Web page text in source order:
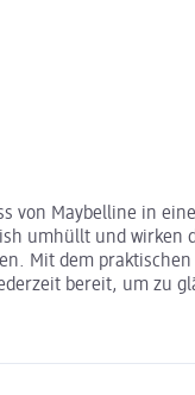
von Maybelline in
umhüllt und
Mit dem
bereit, um zu